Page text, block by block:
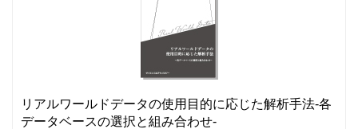
リアルワールドデータの使用目的に応じた解析手法-各
データベースの選択と組み合わせ-